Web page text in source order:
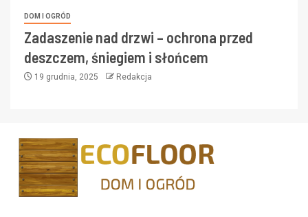
DOM I OGRÓD
Zadaszenie nad drzwi – ochrona przed
deszczem, śniegiem i słońcem
19 grudnia, 2025 Redakcja